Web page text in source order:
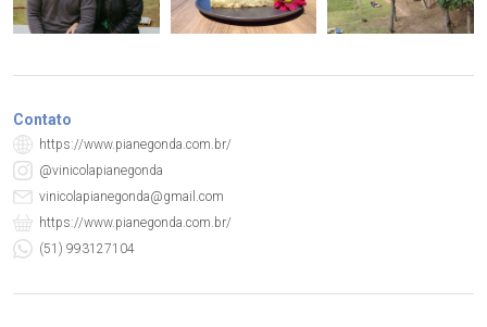
Contato
https://www.pianegonda.com.br/
@vinicolapianegonda
vinicolapianegonda@gmail.com
https://www.pianegonda.com.br/
(51) 993127104